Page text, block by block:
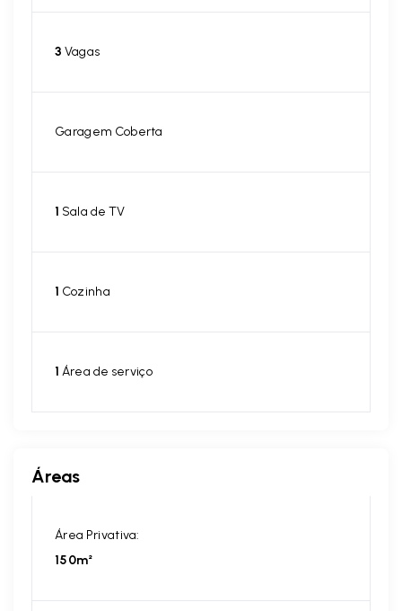
3 Vagas
Garagem Coberta
1 Sala de TV
1 Cozinha
1 Área de serviço
Áreas
Área Privativa:
150m²